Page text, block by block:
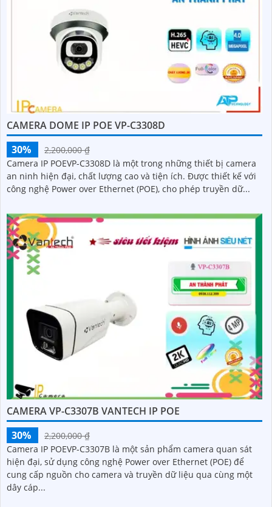
CAMERA DOME IP POE VP-C3308D
30%
2,200,000 ₫
Camera IP POEVP-C3308D là một trong những thiết bị camera
an ninh hiện đại, chất lượng cao và tiện ích. Được thiết kế với
công nghệ Power over Ethernet (POE), cho phép truyền dữ...
CAMERA VP-C3307B VANTECH IP POE
30%
2,200,000 ₫
Camera IP POEVP-C3307B là một sản phẩm camera quan sát
hiện đại, sử dụng công nghệ Power over Ethernet (POE) để
cung cấp nguồn cho camera và truyền dữ liệu qua cùng một
dây cáp...